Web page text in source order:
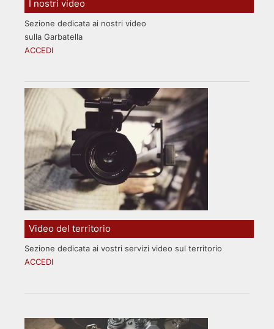
I nostri video
Sezione dedicata ai nostri video
sulla Garbatella
ACCEDI
Video del territorio
Sezione dedicata ai vostri servizi video sul territorio
ACCEDI